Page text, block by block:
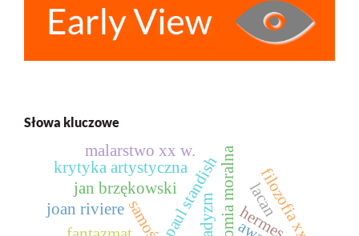
Słowa kluczowe
paul standish
krytyka artystyczna
jan brzękowski
malarstwo xx w.
filozofia xx w.
joan riviere sadyzm hermes
lacan